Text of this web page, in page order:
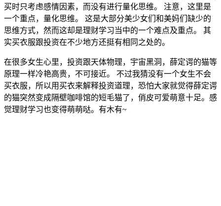
买时只考虑感情因素，而没有进行量化思维。 注意，这里是
一个重点，量化思维。 这是大部分美少女们和美妈们缺少的
思维方式，然而这却是理财学习当中的一个难点及重点。 其
实买衣服跟投资在不少地方还挺有相同之处的。
在很多女生心里，投资跟天体物理，宇宙黑洞，薛定谔的猫等
原理一样冷艳高贵，不可接近。 不过我猜没有一个女生不会
买衣服，所以用买衣来解释投资道理，恐怕大家就觉得薛定谔
的猫突然变成隔壁咖啡馆的短毛猫了，俏皮可爱萌意十足。感
觉理财学习也变得萌萌哒。有木有~